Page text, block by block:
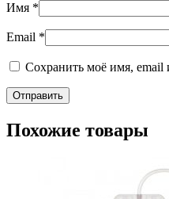
Имя *
Email *
Сохранить моё имя, email
Похожие товары